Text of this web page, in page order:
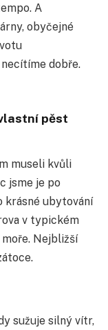
A
obyčejné
dobře.
pěst
museli kvůli
jsme je po
krásné ubytování
v typickém
Nejbližší
sužuje silný vítr,